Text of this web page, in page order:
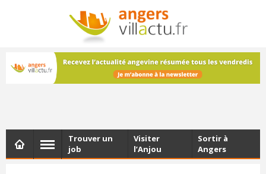
NEWSLETTER
Les dernières actualités d'Angers, chaque vendredi dans
votre boîte e-mail
Trouver un
job
Visiter
l’Anjou
Sortir à
Angers